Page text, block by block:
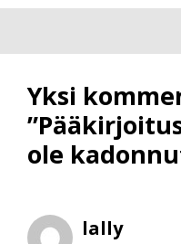
Yksi
ole
lally